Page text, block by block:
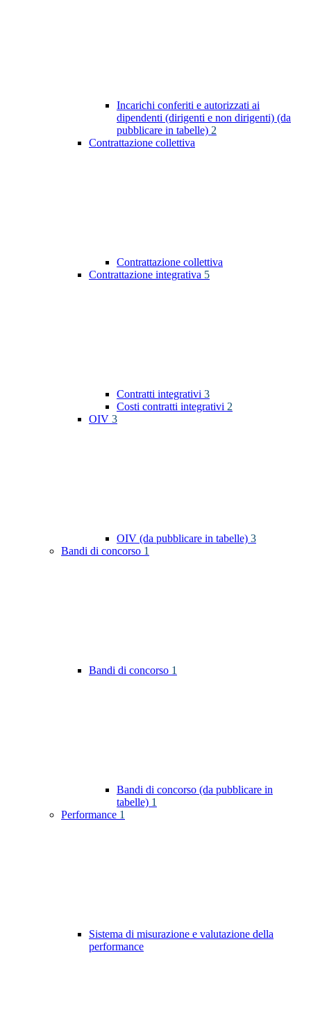
Incarichi conferiti e autorizzati ai
dipendenti (dirigenti e non dirigenti) (da
pubblicare in tabelle) 2
Contrattazione collettiva
Contrattazione collettiva
Contrattazione integrativa 5
Contratti integrativi 3
Costi contratti integrativi 2
OIV 3
OIV (da pubblicare in tabelle) 3
Bandi di concorso 1
Bandi di concorso 1
Bandi di concorso (da pubblicare in
tabelle) 1
Performance 1
Sistema di misurazione e valutazione della
performance